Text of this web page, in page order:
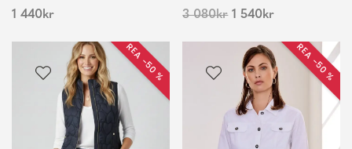
1 440kr
3 080kr 1 540kr
REA −50 % REA −50 %